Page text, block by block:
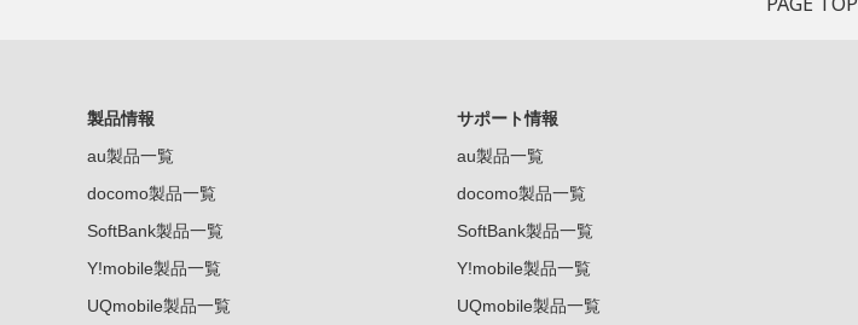
製品情報
au製品一覧
docomo製品一覧
SoftBank製品一覧
Y!mobile製品一覧
UQmobile製品一覧
サポート情報
au製品一覧
docomo製品一覧
SoftBank製品一覧
Y!mobile製品一覧
UQmobile製品一覧